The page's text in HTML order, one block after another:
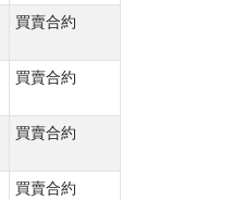
買賣合約
買賣合約
買賣合約
買賣合約